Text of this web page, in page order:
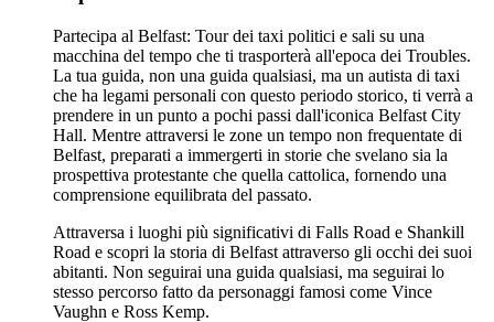
Partecipa al Belfast: Tour dei taxi politici e sali su una
macchina del tempo che ti trasporterà all'epoca dei Troubles.
La tua guida, non una guida qualsiasi, ma un autista di taxi
che ha legami personali con questo periodo storico, ti verrà a
prendere in un punto a pochi passi dall'iconica Belfast City
Hall. Mentre attraversi le zone un tempo non frequentate di
Belfast, preparati a immergerti in storie che svelano sia la
prospettiva protestante che quella cattolica, fornendo una
comprensione equilibrata del passato.
Attraversa i luoghi più significativi di Falls Road e Shankill
Road e scopri la storia di Belfast attraverso gli occhi dei suoi
abitanti. Non seguirai una guida qualsiasi, ma seguirai lo
stesso percorso fatto da personaggi famosi come Vince
Vaughn e Ross Kemp.